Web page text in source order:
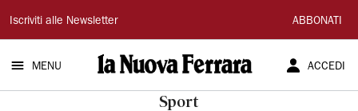
La
Nuova
Ferrara
Iscriviti alle Newsletter ABBONATI
MENU ACCEDI
Sport